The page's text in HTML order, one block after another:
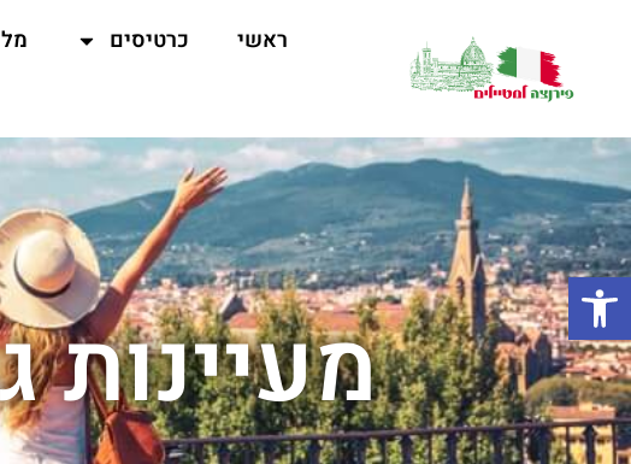
ראשי כרטיסים
מעיינות
פתח סרגל נגישות